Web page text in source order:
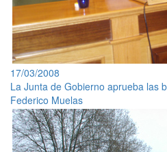
17/03/2008
La Junta de Gobierno aprueba las
Federico Muelas